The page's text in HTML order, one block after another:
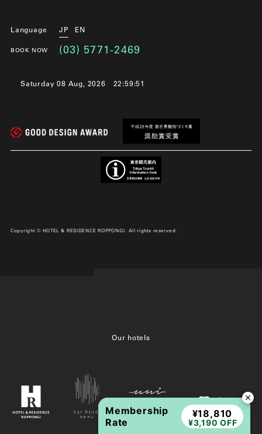
Language JP EN
BOOK NOW (03) 5771-2469
Saturday 08 Aug, 2026 22:59:52
Copyright © HOTEL & RESIDENCE ROPPONGI. All rights reserved.
Our hotels
Membership
Rate
¥18,810
¥3,190 OFF